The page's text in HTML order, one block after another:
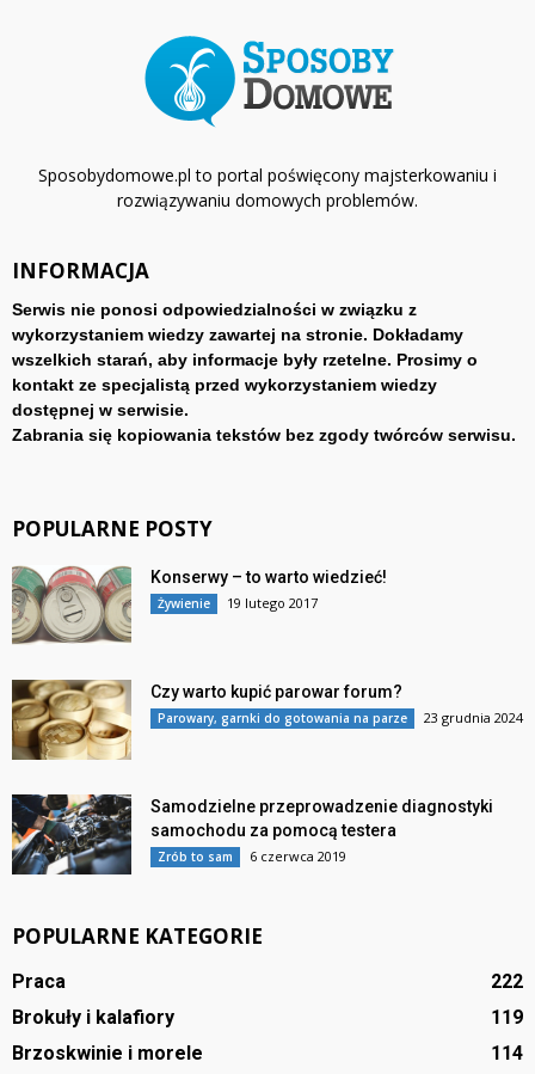
Sposobydomowe.pl to portal poświęcony majsterkowaniu i
rozwiązywaniu domowych problemów.
INFORMACJA
Serwis nie ponosi odpowiedzialności w związku z
wykorzystaniem wiedzy zawartej na stronie. Dokładamy
wszelkich starań, aby informacje były rzetelne. Prosimy o
kontakt ze specjalistą przed wykorzystaniem wiedzy
dostępnej w serwisie.
Zabrania się kopiowania tekstów bez zgody twórców serwisu.
POPULARNE POSTY
Konserwy – to warto wiedzieć!
Żywienie 19 lutego 2017
Czy warto kupić parowar forum?
Parowary, garnki do gotowania na parze 23 grudnia 2024
Samodzielne przeprowadzenie diagnostyki
samochodu za pomocą testera
Zrób to sam 6 czerwca 2019
POPULARNE KATEGORIE
Praca
222
Brokuły i kalafiory
119
Brzoskwinie i morele
114